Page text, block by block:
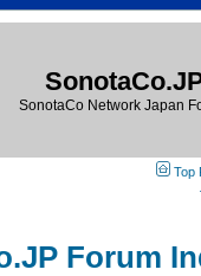
SonotaCo Network Japan
Top
Forum